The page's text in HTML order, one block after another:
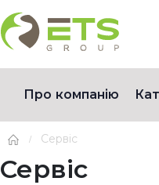
Про компанію
Сервіс
Сервіс